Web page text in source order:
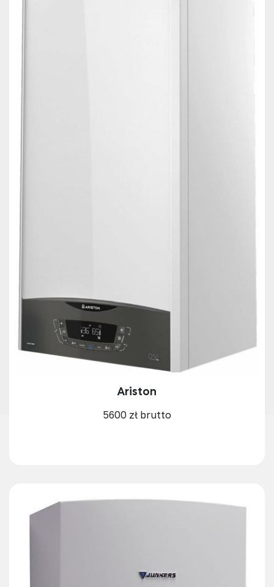
Ariston
5600 zł brutto